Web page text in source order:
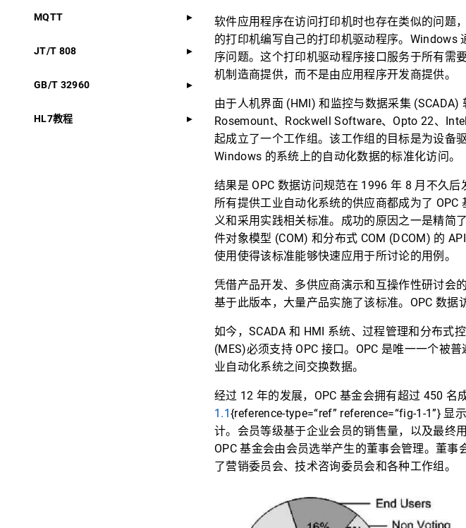
MQTT
JT/T 808
GB/T 32960
HL7教程
软件应用程序在访问打印机时也存在类似的问题
的打印机编写自己的打印机驱动程序。Windows
序问题。这个打印机驱动程序接口服务于所有需
机制造商提供，而不是由应用程序开发商提供。
由于人机界面 (HMI) 和监控与数据采集
Rosemount、Rockwell Software、Opto 22、
起成立了一个工作组。该工作组的目标是为设备
Windows 的系统上的自动化数据的标准化访问。
结果是 OPC 数据访问规范在 1996 年 8 月不久
所有提供工业自动化系统的供应商都成为了
义和采用实践相关标准。成功的原因之一是精简
件对象模型 (COM) 和分布式 COM (DCOM) 的
使用使得该标准能够快速应用于所讨论的用例。
凭借产品开发、多供应商演示和互操作性研讨会
基于此版本，大量产品实施了该标准。OPC 数据
如今，SCADA 和 HMI 系统、过程管理和分布式
(MES)必须支持 OPC 接口。OPC 是唯一一个被
业自动化系统之间交换数据。
经过 12 年的发展，OPC 基金会拥有超过 450
1.1{reference-type=“ref” reference=“fig-1-1”}
计。会员等级基于企业会员的销售量，以及最终
OPC 基金会由会员选举产生的董事会管理。董
了营销委员会、技术咨询委员会和各种工作组。